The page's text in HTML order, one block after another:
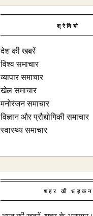
श्रेणियां
देश की खबरें
विश्व समाचार
व्यापार समाचार
खेल समाचार
मनोरंजन समाचार
विज्ञान और प्रौद्योगिकी समाचार
स्वास्थ्य समाचार
शहर की धड़कन